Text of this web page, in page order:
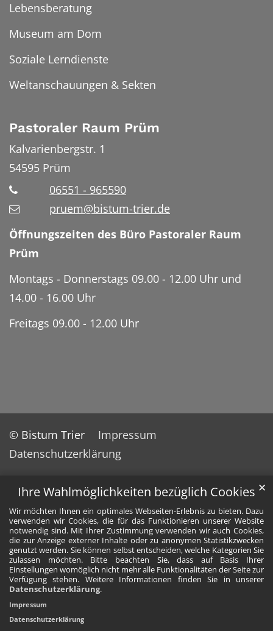
Ihre Wahlmöglichkeiten bezüglich Cookies
Wir möchten Ihnen ein optimales Webseiten-Erlebnis zu bieten. Dazu
verwenden wir Cookies, die für das Funktionieren unserer Website
notwendig sind. Mit Ihrer Zustimmung verwenden wir auch Cookies,
die zur Anzeige externer Inhalte oder zu anonymen Statistikzwecken
genutzt werden. Sie können selbst entscheiden, welche Kategorien Sie
zulassen möchten. Bitte beachten Sie, dass auf Basis Ihrer
Einstellungen womöglich nicht mehr alle Funktionalitäten der Seite zur
Verfügung stehen. Weitere Informationen finden Sie in unserer
Datenschutzerklärung.
✕
Impressum
Datenschutzerklärung
Lebensberatung
Museum am Dom
Soziale Lerndienste
Weltanschauungen & Sekten
Pastoraler Raum Prüm
Kalvarienbergstr. 1
54595 Prüm
06551 - 965590
pruem@bistum-trier.de
Öffnungszeiten des Büro Pastoraler Raum
Prüm
Montags - Donnerstags 09.00 - 12.00 Uhr und
14.00 - 16.00 Uhr
Freitags 09.00 - 12.00 Uhr
© Bistum Trier
Impressum
Datenschutzerklärung